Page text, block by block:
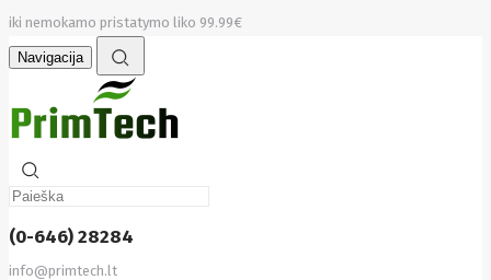
iki nemokamo pristatymo liko 99.99€
Navigacija
(0-646) 28284
info@primtech.lt